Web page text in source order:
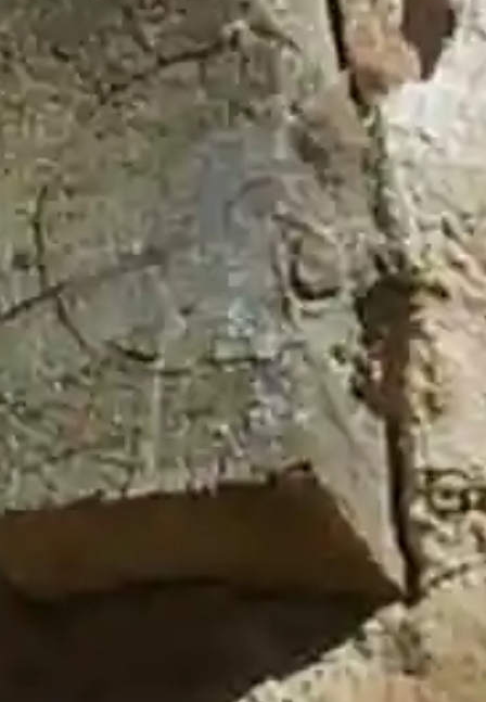
Últimos Bandos
Incendios Forestales 31 de julio de 2026
Fiestas El Cubillo 2026 29 de julio de 2026
Decreto de Convocatoria
25 de junio de 2026
(4)